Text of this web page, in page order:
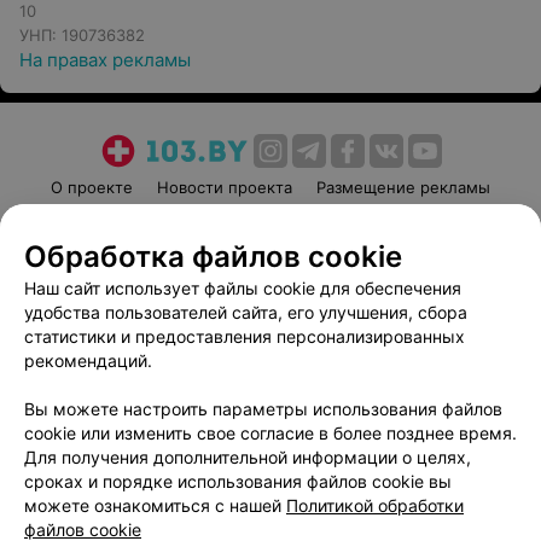
10
УНП: 190736382
На правах рекламы
О проекте Новости проекта
Размещение рекламы
Пользовательское соглашение
Способы оплаты
Вакансии
Партнеры
Написать руководителю 103.by
Обработка персональных данных
Обработка файлов cookie
Наш сайт использует файлы cookie для обеспечения
удобства пользователей сайта, его улучшения, сбора
статистики и предоставления персонализированных
рекомендаций.
Вы можете настроить параметры использования файлов
cookie или изменить свое согласие в более позднее время.
Для получения дополнительной информации о целях,
сроках и порядке использования файлов cookie вы
можете ознакомиться с нашей Политикой обработки
файлов cookie